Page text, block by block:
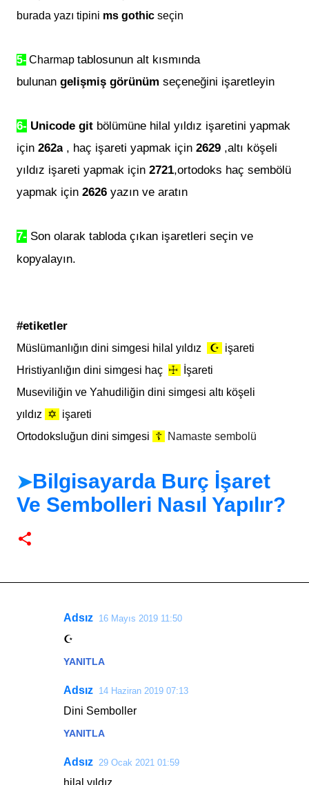
burada yazı tipini ms gothic seçin
5- Charmap tablosunun alt kısmında
bulunan gelişmiş görünüm seçeneğini işaretleyin
6- Unicode git bölümüne hilal yıldız işaretini yapmak
için 262a , haç işareti yapmak için 2629 ,altı köşeli
yıldız işareti yapmak için 2721,ortodoks haç sembölü
yapmak için 2626 yazın ve aratın
7- Son olarak tabloda çıkan işaretleri seçin ve
kopyalayın.
#etiketler
Müslümanlığın dini simgesi hilal yıldız ☪ işareti
Hristiyanlığın dini simgesi haç ☩
İşareti
Museviliğin ve Yahudiliğin dini simgesi altı köşeli
yıldız ✡ işareti
Ortodoksluğun dini simgesi ☦ Namaste sembolü
➤Bilgisayarda Burç İşaret
Ve Sembolleri Nasıl Yapılır?
Adsız 16 Mayıs 2019 11:50
☪
YANITLA
Adsız 14 Haziran 2019 07:13
Dini Semboller
YANITLA
Adsız 29 Ocak 2021 01:59
hilal yıldız